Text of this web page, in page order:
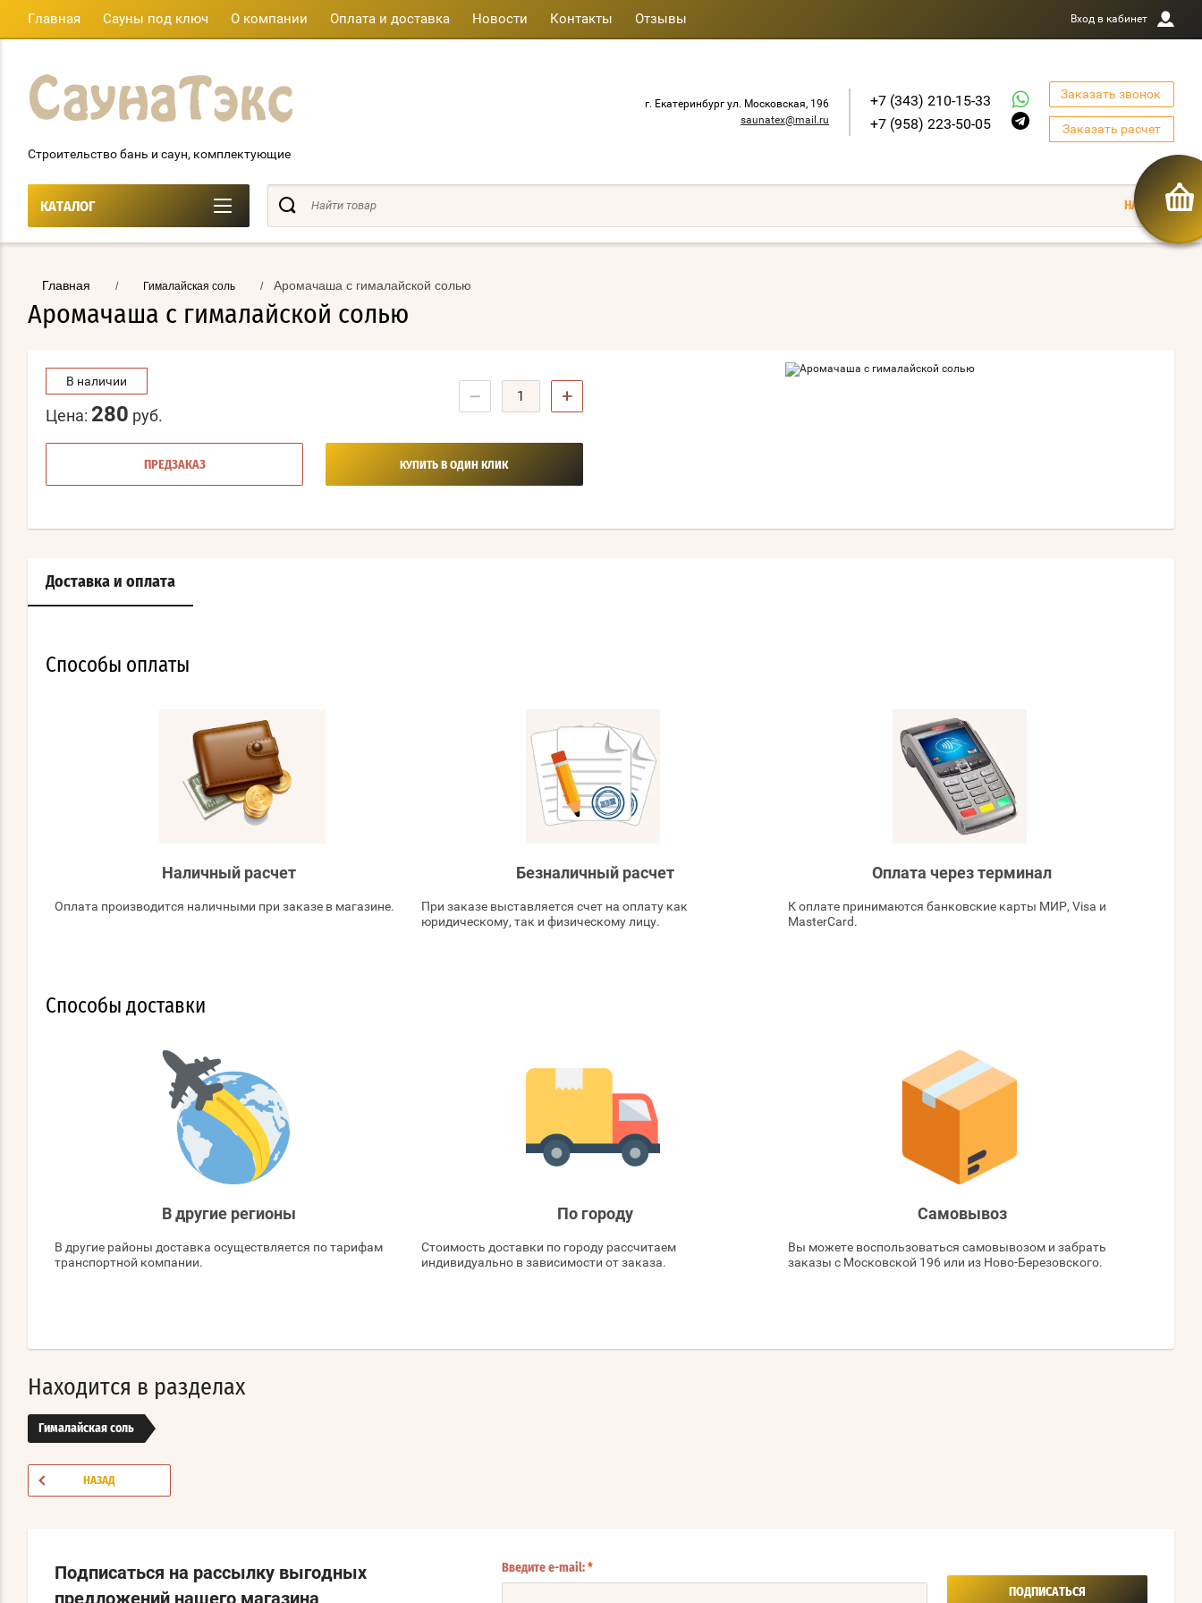
Главная Сауны под ключ О компании Оплата и доставка Новости Контакты Отзывы Вход в кабинет
Строительство бань и саун, комплектующие
г. Екатеринбург ул. Московская, 196
saunatex@mail.ru
+7 (343) 210-15-33
+7 (958) 223-50-05
Заказать звонок
Заказать расчет
КАТАЛОГ
Главная / Гималайская соль / Аромачаша с гималайской солью
Аромачаша с гималайской солью
В наличии
Цена: 280 руб.
− +
ПРЕДЗАКАЗ КУПИТЬ В ОДИН КЛИК
Доставка и оплата
Способы оплаты
Наличный расчет
Оплата производится наличными при заказе в магазине.
Безналичный расчет
При заказе выставляется счет на оплату как
юридическому, так и физическому лицу.
Оплата через терминал
К оплате принимаются банковские карты МИР, Visa и
MasterCard.
Способы доставки
В другие регионы
В другие районы доставка осуществляется по тарифам
транспортной компании.
По городу
Стоимость доставки по городу рассчитаем
индивидуально в зависимости от заказа.
Самовывоз
Вы можете воспользоваться самовывозом и забрать
заказы с Московской 196 или из Ново-Березовского.
Находится в разделах
Гималайская соль
НАЗАД
Подписаться на рассылку выгодных
Введите e-mail: *
ПОДПИСАТЬСЯ